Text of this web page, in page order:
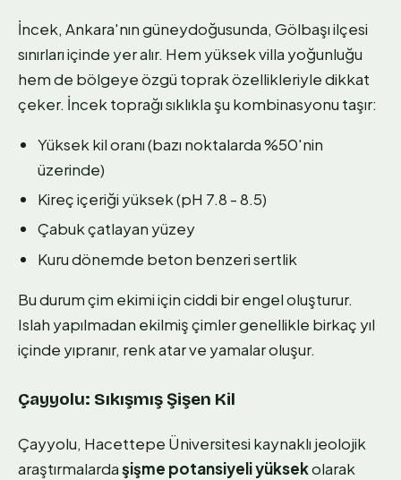
İncek, Ankara'nın güneydoğusunda, Gölbaşı ilçesi
sınırları içinde yer alır. Hem yüksek villa yoğunluğu
hem de bölgeye özgü toprak özellikleriyle dikkat
çeker. İncek toprağı sıklıkla şu kombinasyonu taşır:
Yüksek kil oranı (bazı noktalarda %50'nin
üzerinde)
Kireç içeriği yüksek (pH 7.8 - 8.5)
Çabuk çatlayan yüzey
Kuru dönemde beton benzeri sertlik
Bu durum çim ekimi için ciddi bir engel oluşturur.
Islah yapılmadan ekilmiş çimler genellikle birkaç yıl
içinde yıpranır, renk atar ve yamalar oluşur.
Çayyolu: Sıkışmış Şişen Kil
Çayyolu, Hacettepe Üniversitesi kaynaklı jeolojik
araştırmalardaşişme potansiyeli yüksekolarak